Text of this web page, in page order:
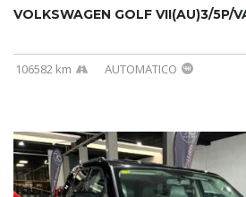
106582 km AUTOMATICO